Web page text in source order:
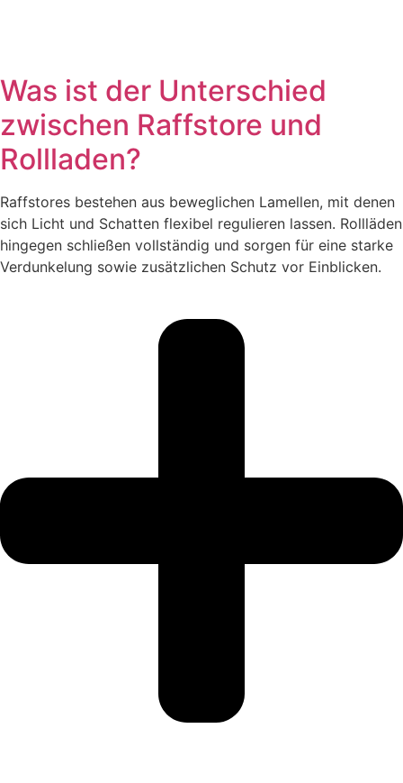
Was ist der Unterschied
zwischen Raffstore und
Rollladen?
Raffstores bestehen aus beweglichen Lamellen, mit denen
sich Licht und Schatten flexibel regulieren lassen. Rollläden
hingegen schließen vollständig und sorgen für eine starke
Verdunkelung sowie zusätzlichen Schutz vor Einblicken.